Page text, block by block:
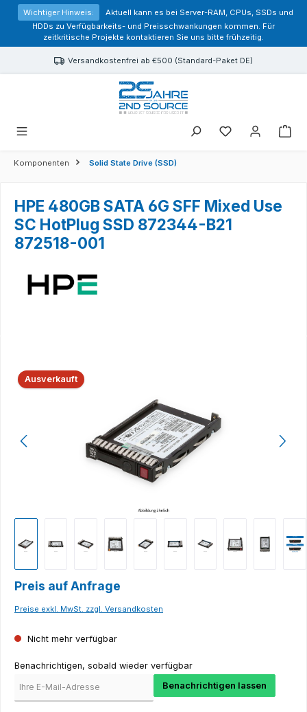
springen
Wichtiger Hinweis:
Aktuell kann es bei Server-RAM, CPUs, SSDs und
HDDs zu Verfügbarkeits- und Preisschwankungen kommen. Für
zeitkritische Projekte kontaktieren Sie uns bitte frühzeitig.
Versandkostenfrei ab €500 (Standard-Paket DE)
Sie haben 0
Komponenten Solid State Drive (SSD)
HPE 480GB SATA 6G SFF Mixed Use
SC HotPlug SSD 872344-B21
872518-001
Bildergalerie überspringen
Ausverkauft
Preis auf Anfrage
Preise exkl. MwSt. zzgl. Versandkosten
Nicht mehr verfügbar
Benachrichtigen, sobald wieder verfügbar
Benachrichtigen lassen